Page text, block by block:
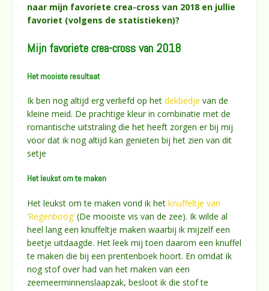
naar mijn favoriete crea-cross van 2018 en jullie
favoriet (volgens de statistieken)?
Mijn favoriete crea-cross van 2018
Het mooiste resultaat
Ik ben nog altijd erg verliefd op het dekbedje van de
kleine meid. De prachtige kleur in combinatie met de
romantische uitstraling die het heeft zorgen er bij mij
voor dat ik nog altijd kan genieten bij het zien van dit
setje
Het leukst om te maken
Het leukst om te maken vond ik het knuffeltje van
‘Regenboog’ (De mooiste vis van de zee). Ik wilde al
heel lang een knuffeltje maken waarbij ik mijzelf een
beetje uitdaagde. Het leek mij toen daarom een knuffel
te maken die bij een prentenboek hoort. En omdat ik
nog stof over had van het maken van een
zeemeerminnenslaapzak, besloot ik die stof te